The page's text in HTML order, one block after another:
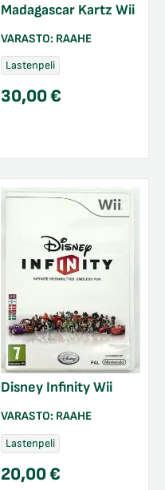
Madagascar Kartz Wii
VARASTO: RAAHE
Lastenpeli
30,00€
Disney Infinity Wii
VARASTO: RAAHE
Lastenpeli
20,00€